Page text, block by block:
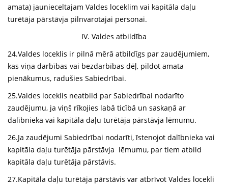
amata) jaunieceltajam Valdes loceklim vai kapitāla daļu
turētāja pārstāvja pilnvarotajai personai.
IV. Valdes atbildība
24.Valdes loceklis ir pilnā mērā atbildīgs par zaudējumiem,
kas viņa darbības vai bezdarbības dēļ, pildot amata
pienākumus, radušies Sabiedrībai.
25.Valdes loceklis neatbild par Sabiedrībai nodarīto
zaudējumu, ja viņš rīkojies labā ticībā un saskaņā ar
dalībnieka vai kapitāla daļu turētāja pārstāvja lēmumu.
26.Ja zaudējumi Sabiedrībai nodarīti, īstenojot dalībnieka vai
kapitāla daļu turētāja pārstāvja lēmumu, par tiem atbild
kapitāla daļu turētāja pārstāvis.
27.Kapitāla daļu turētāja pārstāvis var atbrīvot Valdes locekli